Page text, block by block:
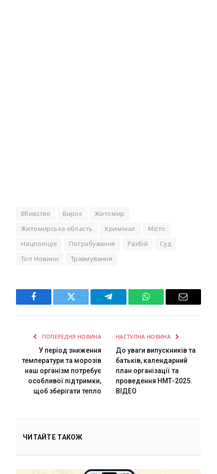
Вбивство Вирок Житомир
Житомирська область Кримінал Місто
Нацполіція Пограбування Разбій Суд
Топ Новини Травмування
Facebook Twitter Telegram WhatsAppEmail
ПОПЕРЕДНЯ НОВИНА
У період зниження
температури та морозів
наш організм потребує
особливої підтримки,
щоб зберігати тепло
НАСТУПНА НОВИНА
До уваги випускників та
батьків, календарний
план організації та
проведення НМТ-2025.
ВІДЕО
ЧИТАЙТЕ ТАКОЖ